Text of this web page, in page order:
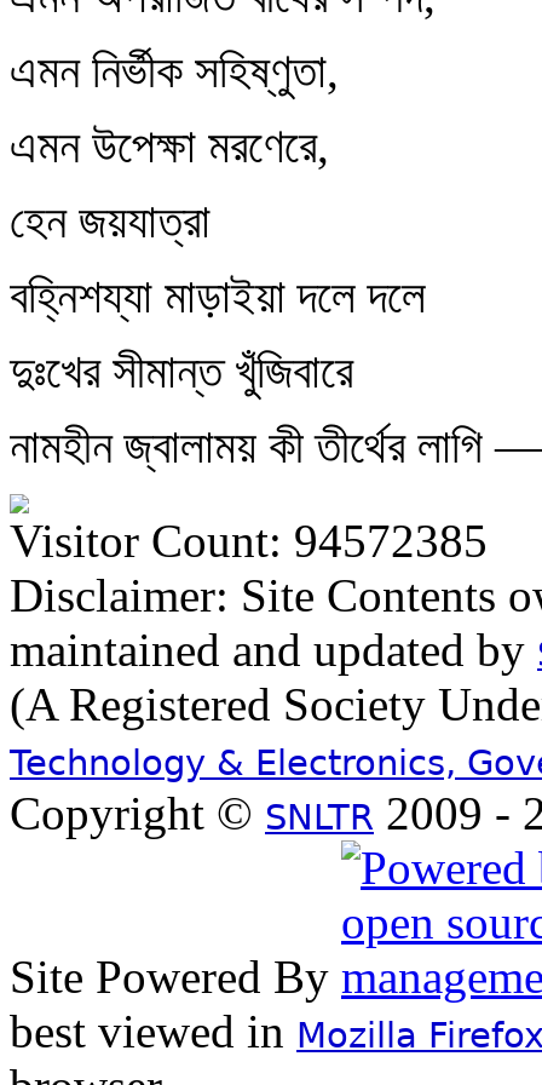
এমন নির্ভীক সহিষ্ণুতা,
এমন উপেক্ষা মরণেরে,
হেন জয়যাত্রা
বহ্নিশয্যা মাড়াইয়া দলে দলে
দুঃখের সীমান্ত খুঁজিবারে
নামহীন জ্বালাময় কী তীর্থের লাগি —
Visitor Count: 94572385
Disclaimer: Site Contents
maintained and updated by
(A Registered Society
Technology & Electronics,
Copyright © SNLTR 2009 -
Site Powered By
best viewed in Mozilla